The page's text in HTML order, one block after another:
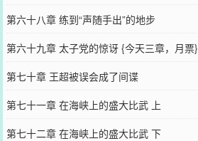
第六十八章 练到“声随手出”的地步
第六十九章 太子党的惊讶 {今天三章，月票}
第七十章 王超被误会成了间谍
第七十一章 在海峡上的盛大比武 上
第七十二章 在海峡上的盛大比武 下